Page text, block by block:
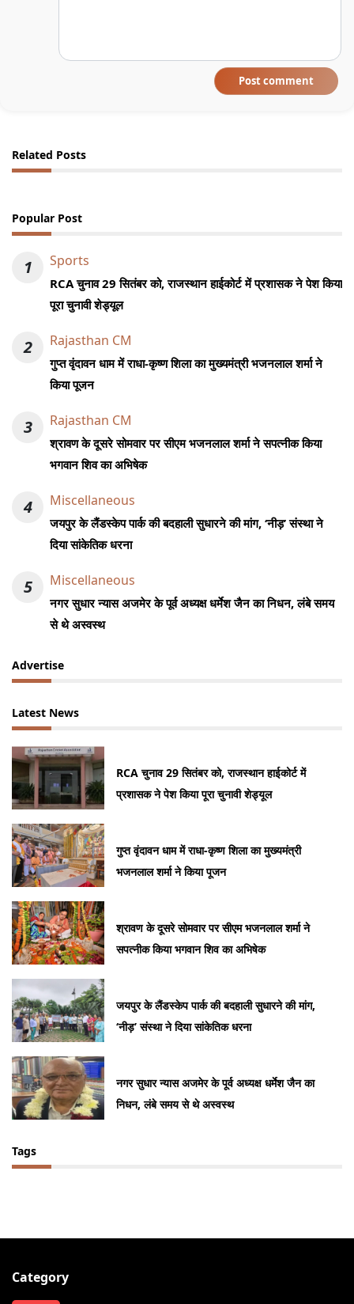
Post comment
Related Posts
Popular Post
1 Sports
RCA चुनाव 29 सितंबर को, राजस्थान हाईकोर्ट में प्रशासक ने पेश किया
पूरा चुनावी शेड्यूल
2 Rajasthan CM
गुप्त वृंदावन धाम में राधा-कृष्ण शिला का मुख्यमंत्री भजनलाल शर्मा ने
किया पूजन
3 Rajasthan CM
श्रावण के दूसरे सोमवार पर सीएम भजनलाल शर्मा ने सपत्नीक किया
भगवान शिव का अभिषेक
4 Miscellaneous
जयपुर के लैंडस्केप पार्क की बदहाली सुधारने की मांग, ‘नीड़’ संस्था ने
दिया सांकेतिक धरना
5 Miscellaneous
नगर सुधार न्यास अजमेर के पूर्व अध्यक्ष धर्मेश जैन का निधन, लंबे समय
से थे अस्वस्थ
Advertise
Latest News
RCA चुनाव 29 सितंबर को, राजस्थान हाईकोर्ट में
प्रशासक ने पेश किया पूरा चुनावी शेड्यूल
गुप्त वृंदावन धाम में राधा-कृष्ण शिला का मुख्यमंत्री
भजनलाल शर्मा ने किया पूजन
श्रावण के दूसरे सोमवार पर सीएम भजनलाल शर्मा ने
सपत्नीक किया भगवान शिव का अभिषेक
जयपुर के लैंडस्केप पार्क की बदहाली सुधारने की मांग,
‘नीड़’ संस्था ने दिया सांकेतिक धरना
नगर सुधार न्यास अजमेर के पूर्व अध्यक्ष धर्मेश जैन का
निधन, लंबे समय से थे अस्वस्थ
Tags
Category